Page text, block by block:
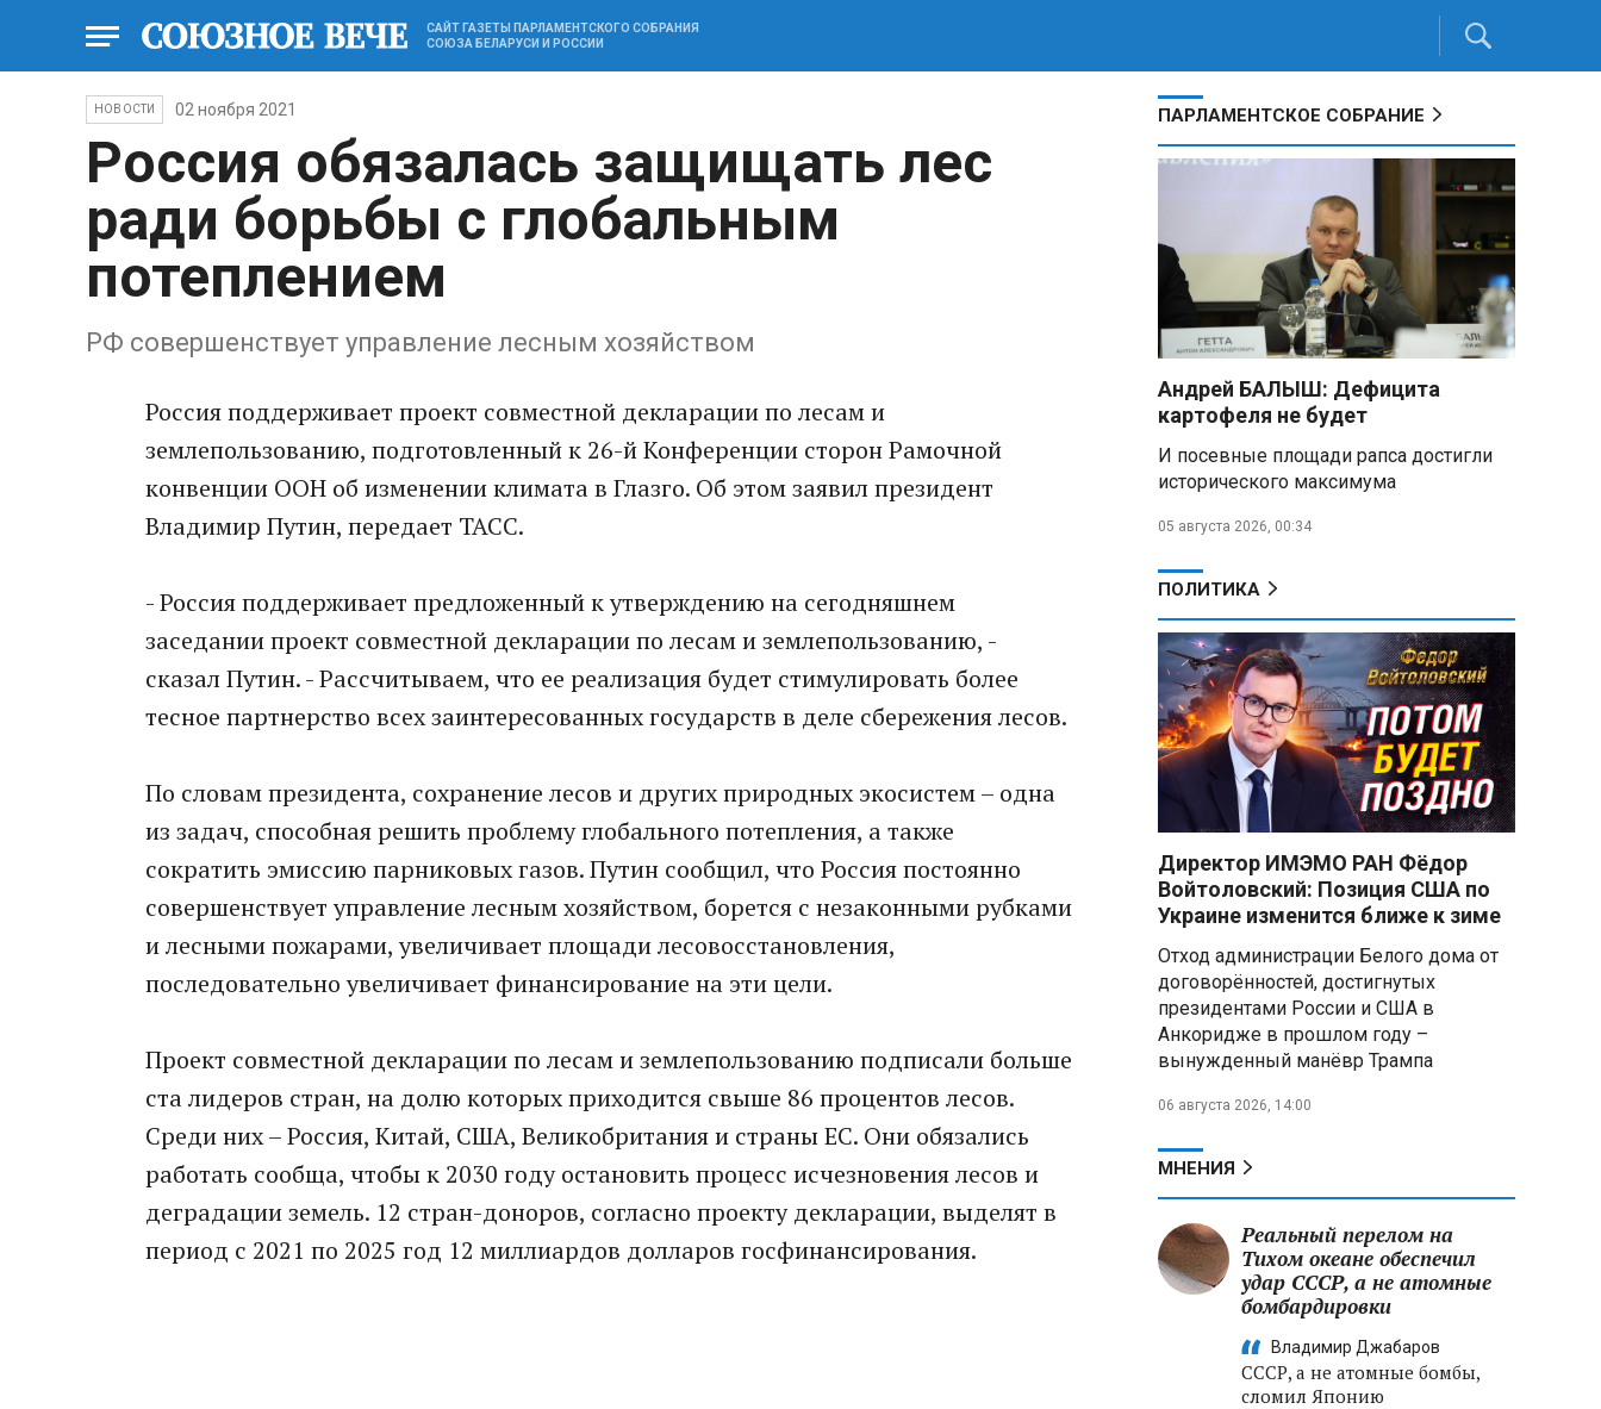
САЙТ ГАЗЕТЫ ПАРЛАМЕНТСКОГО СОБРАНИЯ
СОЮЗА БЕЛАРУСИ И РОССИИ
НОВОСТИ 02 ноября 2021
Россия обязалась защищать лес
ради борьбы с глобальным
потеплением
РФ совершенствует управление лесным хозяйством
Россия поддерживает проект совместной декларации по лесам и
землепользованию, подготовленный к 26-й Конференции сторон Рамочной
конвенции ООН об изменении климата в Глазго. Об этом заявил президент
Владимир Путин, передает ТАСС.
- Россия поддерживает предложенный к утверждению на сегодняшнем
заседании проект совместной декларации по лесам и землепользованию, -
сказал Путин. - Рассчитываем, что ее реализация будет стимулировать более
тесное партнерство всех заинтересованных государств в деле сбережения лесов.
По словам президента, сохранение лесов и других природных экосистем – одна
из задач, способная решить проблему глобального потепления, а также
сократить эмиссию парниковых газов. Путин сообщил, что Россия постоянно
совершенствует управление лесным хозяйством, борется с незаконными рубками
и лесными пожарами, увеличивает площади лесовосстановления,
последовательно увеличивает финансирование на эти цели.
Проект совместной декларации по лесам и землепользованию подписали больше
ста лидеров стран, на долю которых приходится свыше 86 процентов лесов.
Среди них – Россия, Китай, США, Великобритания и страны ЕС. Они обязались
работать сообща, чтобы к 2030 году остановить процесс исчезновения лесов и
деградации земель. 12 стран-доноров, согласно проекту декларации, выделят в
период с 2021 по 2025 год 12 миллиардов долларов госфинансирования.
ПАРЛАМЕНТСКОЕ СОБРАНИЕ
Андрей БАЛЫШ: Дефицита
картофеля не будет
И посевные площади рапса достигли
исторического максимума
05 августа 2026, 00:34
ПОЛИТИКА
Директор ИМЭМО РАН Фёдор
Войтоловский: Позиция США по
Украине изменится ближе к зиме
Отход администрации Белого дома от
договорённостей, достигнутых
президентами России и США в
Анкоридже в прошлом году –
вынужденный манёвр Трампа
06 августа 2026, 14:00
МНЕНИЯ
Реальный перелом на
Тихом океане обеспечил
удар СССР, а не атомные
бомбардировки
Владимир Джабаров
СССР, а не атомные бомбы,
сломил Японию